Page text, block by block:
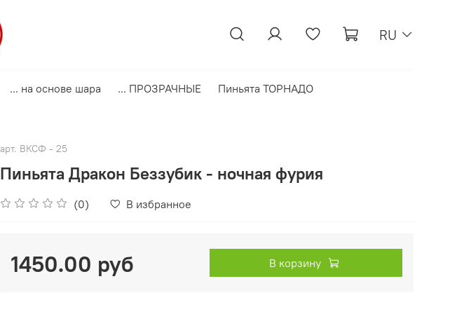
RU
... на основе шара ... ПРОЗРАЧНЫЕ Пиньята ТОРНАДО
арт. ВКСФ - 25
Пиньята Дракон Беззубик - ночная фурия
(0) В избранное
1450.00 руб В корзину